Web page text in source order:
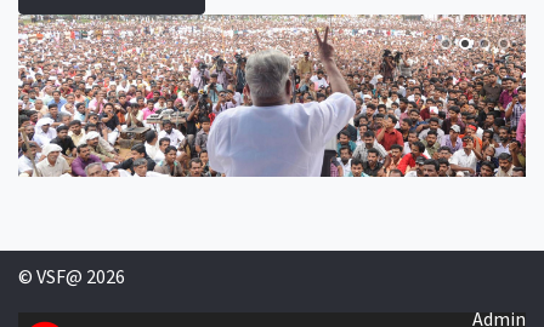
© VSF@ 2026
Admin